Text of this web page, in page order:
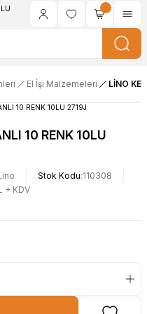
El İşi Malzemeleri LİNO
10 RENK 10LU
Stok Kodu 110308
+ KDV